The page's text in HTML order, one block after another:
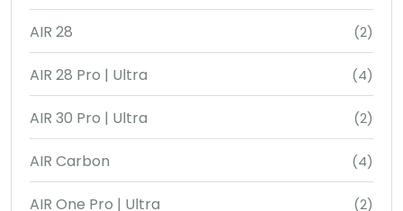
AIR 28 (2)
AIR 28 Pro | Ultra (4)
AIR 30 Pro | Ultra (2)
AIR Carbon (4)
AIR One Pro | Ultra (2)